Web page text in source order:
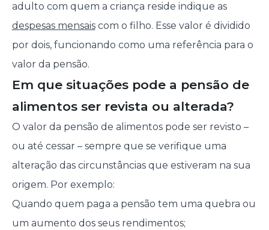
adulto com quem a criança reside indique as
despesas mensaiscom o filho. Esse valor é dividido
por dois, funcionando como uma referência para o
valor da pensão.
Em que situações pode a pensão de
alimentos ser revista ou alterada?
O valor da pensão de alimentos pode ser revisto –
ou até cessar – sempre que se verifique uma
alteração das circunstâncias que estiveram na sua
origem. Por exemplo:
Quando quem paga a pensão tem uma quebra ou
um aumento dos seus rendimentos;